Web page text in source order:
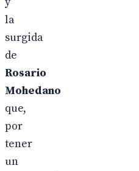
la
surgida
de
Rosario
Mohedano
que,
por
tener
un